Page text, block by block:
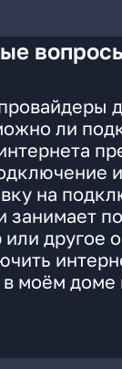
ли
на
занимает
другое
в моём